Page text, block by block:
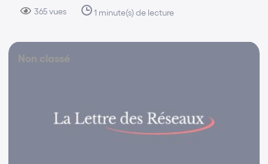
franchise. (CA Aix-en-Provence, 21 juin 2018, n°
365 vues 1 minute(s) de lecture
Non classé